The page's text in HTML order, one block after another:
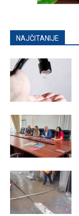
NAJČITANIJE